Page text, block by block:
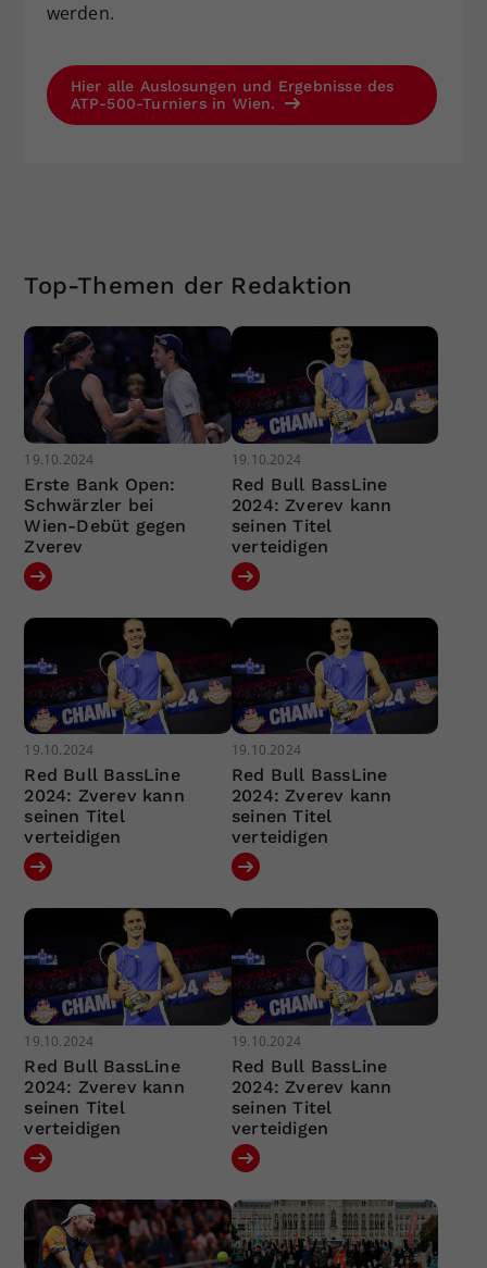
werden.
Hier alle Auslosungen und Ergebnisse des
ATP-500-Turniers in Wien.
Top-Themen der Redaktion
19.10.2024
Erste Bank Open:
Schwärzler bei
Wien-Debüt gegen
Zverev
19.10.2024
Red Bull BassLine
2024: Zverev kann
seinen Titel
verteidigen
19.10.2024
Red Bull BassLine
2024: Zverev kann
seinen Titel
verteidigen
19.10.2024
Red Bull BassLine
2024: Zverev kann
seinen Titel
verteidigen
19.10.2024
Red Bull BassLine
2024: Zverev kann
seinen Titel
verteidigen
19.10.2024
Red Bull BassLine
2024: Zverev kann
seinen Titel
verteidigen